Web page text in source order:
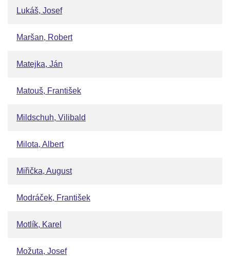
Lukáš, Josef
Maršan, Robert
Matejka, Ján
Matouš, František
Mildschuh, Vilibald
Milota, Albert
Miřička, August
Modráček, František
Motlík, Karel
Možuta, Josef